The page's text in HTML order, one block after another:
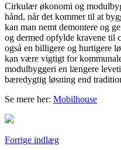
Cirkulær økonomi og
hånd, når det kommer til at
kan man nemt demontere og
og dermed opfylde kravene
også en billigere og hurtigere
kan være vigtigt for
modulbyggeri en længere
bæredygtig løsning end
Se mere her: Mobilhouse
Indlægsnavigation
Forrige indlæg